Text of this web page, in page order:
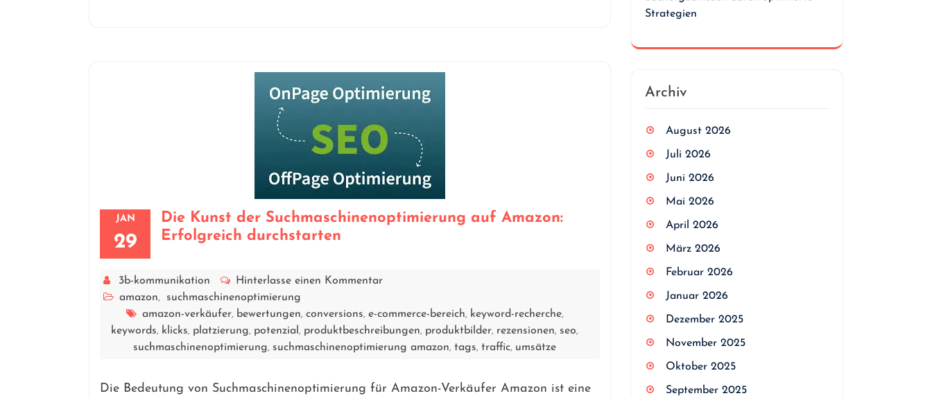
JAN
29
Die Kunst der Suchmaschinenoptimierung auf Amazon:
Erfolgreich durchstarten
3b-kommunikation
Hinterlasse einen Kommentar
amazon,
suchmaschinenoptimierung
amazon-verkäufer, bewertungen, conversions, e-commerce-bereich, keyword-recherche,
keywords, klicks, platzierung, potenzial , produktbeschreibungen, produktbilder, rezensionen, seo,
suchmaschinenoptimierung, suchmaschinenoptimierung amazon,tags,traffic, umsätze
Die Bedeutung von Suchmaschinenoptimierung für Amazon-Verkäufer Amazon ist eine
Strategien
Archiv
August 2026
Juli 2026
Juni 2026
Mai 2026
April 2026
März 2026
Februar 2026
Januar 2026
Dezember 2025
November 2025
Oktober 2025
September 2025